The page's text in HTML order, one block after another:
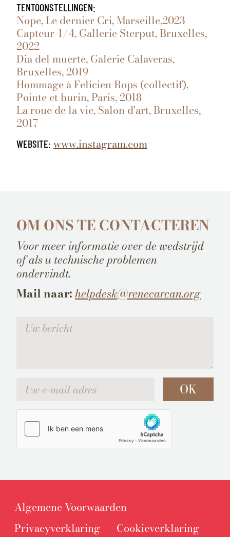
TENTOONSTELLINGEN:
Nope, Le dernier Cri, Marseille,2023
Capteur-1/4, Gallerie Sterput, Bruxelles,
2022
Dia del muerte, Galerie Calaveras,
Bruxelles, 2019
Hommage à Felicien Rops (collectif),
Pointe et burin, Paris, 2018
La roue de la vie, Salon d'art, Bruxelles,
2017
WEBSITE: www.instagram.com
OM ONS TE CONTACTEREN
Voor meer informatie over de wedstrijd
of als u technische problemen
ondervindt.
Mail naar:helpdesk@renecarcan.org
Votre message
OK
Algemene Voorwaarden
Privacyverklaring
Cookieverklaring